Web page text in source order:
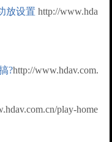
放设置 http://www.hda
?http://www.hdav.com.
play-home